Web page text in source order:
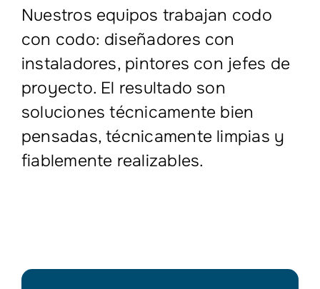
Nuestros equipos trabajan codo
con codo: diseñadores con
instaladores, pintores con jefes de
proyecto. El resultado son
soluciones técnicamente bien
pensadas, técnicamente limpias y
fiablemente realizables.